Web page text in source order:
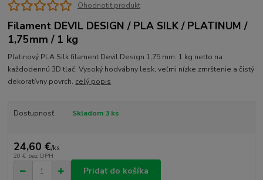
Ohodnotiť produkt
Filament DEVIL DESIGN / PLA SILK / PLATINUM /
1,75mm / 1 kg
Platinový PLA Silk filament Devil Design 1,75 mm. 1 kg netto na
každodennú 3D tlač. Vysoký hodvábny lesk, veľmi nízke zmrštenie a čistý
dekoratívny povrch. celý popis
Dostupnosť Skladom 3 ks
24,60 €/ks
20 € bez DPH
Pridať do košíka